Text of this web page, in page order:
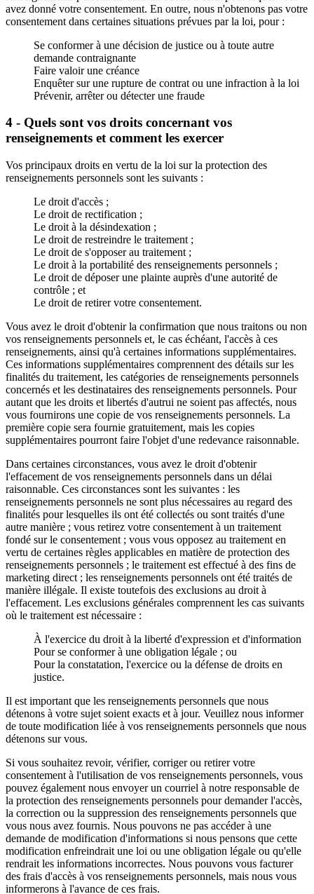
avez donné votre consentement. En outre, nous n'obtenons pas votre
consentement dans certaines situations prévues par la loi, pour :
Se conformer à une décision de justice ou à toute autre
demande contraignante
Faire valoir une créance
Enquêter sur une rupture de contrat ou une infraction à la loi
Prévenir, arrêter ou détecter une fraude
4 - Quels sont vos droits concernant vos
renseignements et comment les exercer
Vos principaux droits en vertu de la loi sur la protection des
renseignements personnels sont les suivants :
Le droit d'accès ;
Le droit de rectification ;
Le droit à la désindexation ;
Le droit de restreindre le traitement ;
Le droit de s'opposer au traitement ;
Le droit à la portabilité des renseignements personnels ;
Le droit de déposer une plainte auprès d'une autorité de
contrôle ; et
Le droit de retirer votre consentement.
Vous avez le droit d'obtenir la confirmation que nous traitons ou non
vos renseignements personnels et, le cas échéant, l'accès à ces
renseignements, ainsi qu'à certaines informations supplémentaires.
Ces informations supplémentaires comprennent des détails sur les
finalités du traitement, les catégories de renseignements personnels
concernés et les destinataires des renseignements personnels. Pour
autant que les droits et libertés d'autrui ne soient pas affectés, nous
vous fournirons une copie de vos renseignements personnels. La
première copie sera fournie gratuitement, mais les copies
supplémentaires pourront faire l'objet d'une redevance raisonnable.
Dans certaines circonstances, vous avez le droit d'obtenir
l'effacement de vos renseignements personnels dans un délai
raisonnable. Ces circonstances sont les suivantes : les
renseignements personnels ne sont plus nécessaires au regard des
finalités pour lesquelles ils ont été collectés ou sont traités d'une
autre manière ; vous retirez votre consentement à un traitement
fondé sur le consentement ; vous vous opposez au traitement en
vertu de certaines règles applicables en matière de protection des
renseignements personnels ; le traitement est effectué à des fins de
marketing direct ; les renseignements personnels ont été traités de
manière illégale. Il existe toutefois des exclusions au droit à
l'effacement. Les exclusions générales comprennent les cas suivants
où le traitement est nécessaire :
À l'exercice du droit à la liberté d'expression et d'information
Pour se conformer à une obligation légale ; ou
Pour la constatation, l'exercice ou la défense de droits en
justice.
Il est important que les renseignements personnels que nous
détenons à votre sujet soient exacts et à jour. Veuillez nous informer
de toute modification liée à vos renseignements personnels que nous
détenons sur vous.
Si vous souhaitez revoir, vérifier, corriger ou retirer votre
consentement à l'utilisation de vos renseignements personnels, vous
pouvez également nous envoyer un courriel à notre responsable de
la protection des renseignements personnels pour demander l'accès,
la correction ou la suppression des renseignements personnels que
vous nous avez fournis. Nous pouvons ne pas accéder à une
demande de modification d'informations si nous pensons que cette
modification enfreindrait une loi ou une obligation légale ou qu'elle
rendrait les informations incorrectes. Nous pouvons vous facturer
des frais d'accès à vos renseignements personnels, mais nous vous
informerons à l'avance de ces frais.